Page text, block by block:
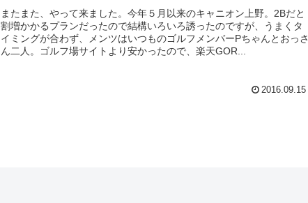
またまた、やって来ました。今年５月以来のキャニオン上野。2Bだと
割増かかるプランだったので結構いろいろ誘ったのですが、うまくタ
イミングが合わず、メンツはいつものゴルフメンバーPちゃんとおっさ
ん二人。ゴルフ場サイトより安かったので、楽天GOR...
2016.09.15